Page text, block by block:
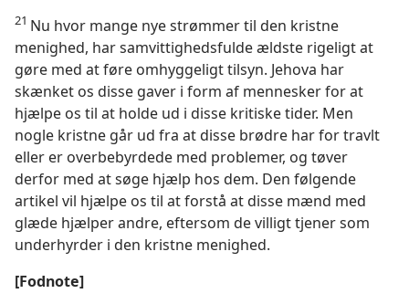
21 Nu hvor mange nye strømmer til den kristne
menighed, har samvittighedsfulde ældste rigeligt at
gøre med at føre omhyggeligt tilsyn. Jehova har
skænket os disse gaver i form af mennesker for at
hjælpe os til at holde ud i disse kritiske tider. Men
nogle kristne går ud fra at disse brødre har for travlt
eller er overbebyrdede med problemer, og tøver
derfor med at søge hjælp hos dem. Den følgende
artikel vil hjælpe os til at forstå at disse mænd med
glæde hjælper andre, eftersom de villigt tjener som
underhyrder i den kristne menighed.
[Fodnote]